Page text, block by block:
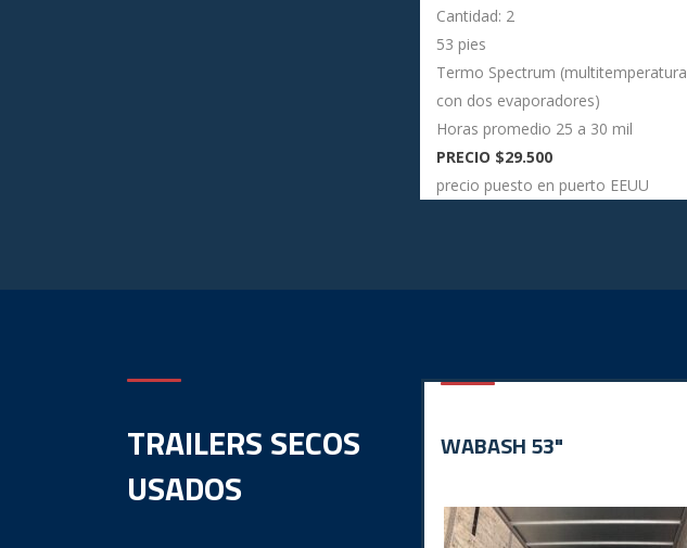
Cantidad: 2
53 pies
Termo Spectrum (multitemperatura
con dos evaporadores)
Horas promedio 25 a 30 mil
PRECIO $29.500
precio puesto en puerto EEUU
TRAILERS SECOS
USADOS
WABASH 53"